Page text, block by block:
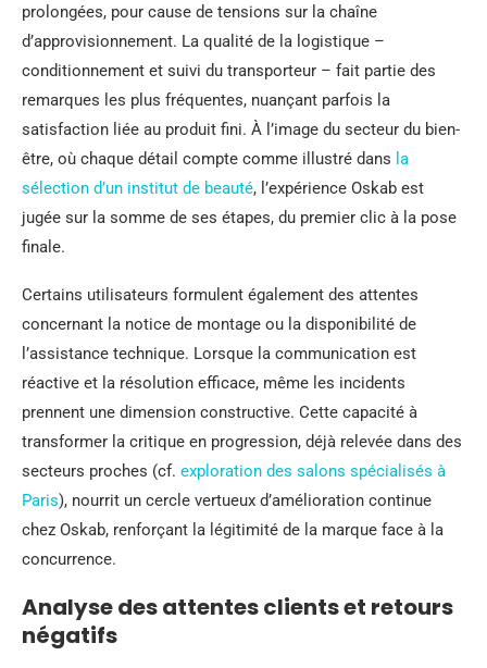
prolongées, pour cause de tensions sur la chaîne
d’approvisionnement. La qualité de la logistique –
conditionnement et suivi du transporteur – fait partie des
remarques les plus fréquentes, nuançant parfois la
satisfaction liée au produit fini. À l’image du secteur du bien-
être, où chaque détail compte comme illustré dans la
sélection d’un institut de beauté, l’expérience Oskab est
jugée sur la somme de ses étapes, du premier clic à la pose
finale.
Certains utilisateurs formulent également des attentes
concernant la notice de montage ou la disponibilité de
l’assistance technique. Lorsque la communication est
réactive et la résolution efficace, même les incidents
prennent une dimension constructive. Cette capacité à
transformer la critique en progression, déjà relevée dans des
secteurs proches (cf. exploration des salons spécialisés à
Paris), nourrit un cercle vertueux d’amélioration continue
chez Oskab, renforçant la légitimité de la marque face à la
concurrence.
Analyse des attentes clients et retours
négatifs